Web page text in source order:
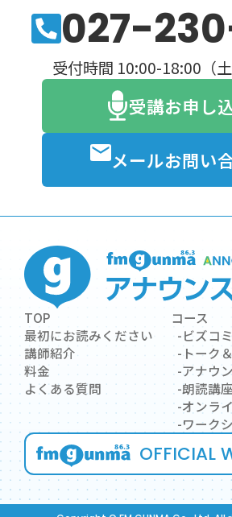
027-
受付時間 10:00-18:00（土
受講お申し
メールお問い
TOP
最初にお読みください
講師紹介
料金
よくある質問
コース
ビズコ
トーク
アナウ
朗読講座
オンラ
ワーク
OFFICIAL